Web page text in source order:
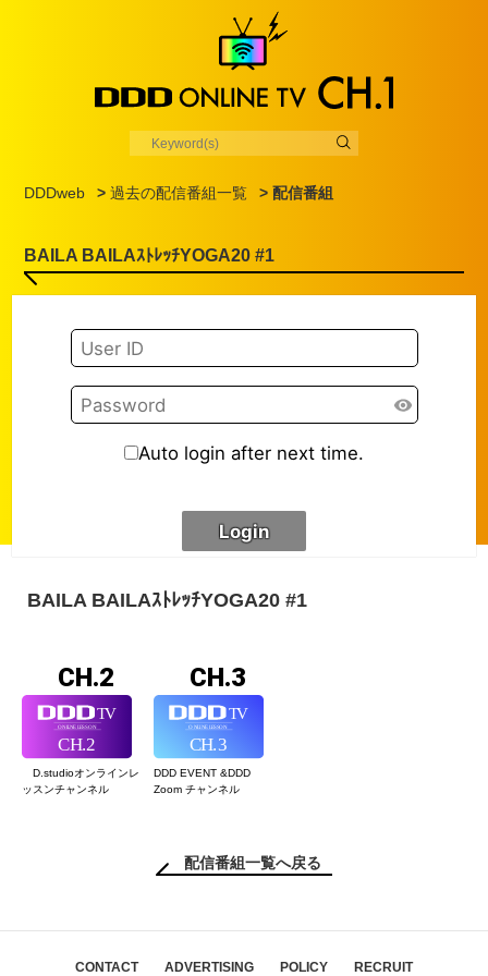
DDDweb >過去の配信番組一覧 > 配信番組
BAILA BAILAｽﾄﾚｯﾁYOGA20 #1
BAILA BAILAｽﾄﾚｯﾁYOGA20 #1
CH.2
D.studioオンラインレ
ッスンチャンネル
CH.3
DDD EVENT &DDD
Zoom チャンネル
配信番組一覧へ戻る
CONTACT ADVERTISING POLICY RECRUIT